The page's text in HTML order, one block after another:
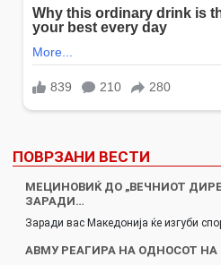
ПОВРЗАНИ ВЕСТИ
МЕЦИНОВИЌ ДО „ВЕЧНИОТ
ЗАРАДИ…
Заради вас Македонија ќе изгуби
АВМУ РЕАГИРА НА ОДНОСОТ НА